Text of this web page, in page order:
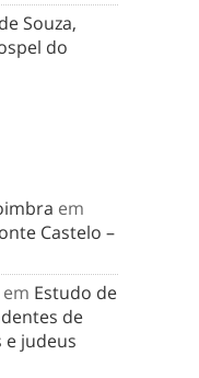
Souza,
do
em
Castelo –
em Estudo de
de
e judeus